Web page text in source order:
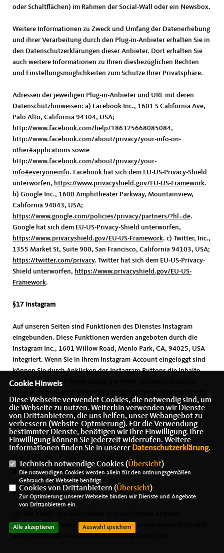
oder Schaltflächen) im Rahmen der Social-Wall oder ein Newsbox.
Weitere Informationen zu Zweck und Umfang der Datenerhebung
und ihrer Verarbeitung durch den Plug-in-Anbieter erhalten Sie in
den Datenschutzerklärungen dieser Anbieter. Dort erhalten Sie
auch weitere Informationen zu Ihren diesbezüglichen Rechten
und Einstellungsmöglichkeiten zum Schutze Ihrer Privatsphäre.
Adressen der jeweiligen Plug-in-Anbieter und URL mit deren
Datenschutzhinweisen: a) Facebook Inc., 1601 S California Ave,
Palo Alto, California 94304, USA;
http://www.facebook.com/help/186325668085084,
http://www.facebook.com/about/privacy/your-info-on-
other#applications sowie
http://www.facebook.com/about/privacy/your-
info#everyoneinfo. Facebook hat sich dem EU-US-Privacy-Shield
unterworfen, https://www.privacyshield.gov/EU-US-Framework.
b) Google Inc., 1600 Amphitheater Parkway, Mountainview,
California 94043, USA;
https://www.google.com/policies/privacy/partners/?hl=de.
Google hat sich dem EU-US-Privacy-Shield unterworfen,
https://www.privacyshield.gov/EU-US-Framework. c) Twitter, Inc.,
1355 Market St, Suite 900, San Francisco, California 94103, USA;
https://twitter.com/privacy. Twitter hat sich dem EU-US-Privacy-
Shield unterworfen, https://www.privacyshield.gov/EU-US-
Framework.
§17 Instagram
Auf unseren Seiten sind Funktionen des Dienstes Instagram
eingebunden. Diese Funktionen werden angeboten durch die
Instagram Inc., 1601 Willow Road, Menlo Park, CA, 94025, USA
integriert. Wenn Sie in Ihrem Instagram-Account eingeloggt sind
können Sie durch Anklicken des Instagram-Buttons die Inhalte
unserer Seiten mit Ihrem Instagram-Profil verlinken. Dadurch
zuordnen. Wir weisen darauf hin, dass wir als Anbieter der Seiten
keine Kenntnis vom Inhalt der u?bermittelten Daten sowie deren
Nutzung durch Instagram erhalten.
Weitere Informationen hierzu finden Sie in der
Datenschutzerklärung von Instagram:
https://instagram.com/about/legal/privacy/
§18 Einbindung von YouTube-Videos
eingebunden, die auf http://www.YouTube.com gespeichert sind
Cookie Hinweis
Diese Webseite verwendet Cookies, die notwendig sind, um
die Webseite zu nutzen. Weiterhin verwenden wir Dienste
von Drittanbietern, die uns helfen, unser Webangebot zu
verbessern (Website-Optmierung). Für die Verwendung
bestimmter Dienste, benötigen wir Ihre Einwilligung. Ihre
Einwilligung können Sie jederzeit widerrufen. Weitere
Informationen finden Sie in unserer Datenschutzerklärung.
Technisch notwendige Cookies (Übersicht)
Die notwendigen Cookies werden allein für den ordnungsgemäßen
Gebrauch der Webseite benötigt.
Cookies von Drittanbietern (Übersicht)
Zur Optimierung unserer Webseite binden wir Dienste und Angebote
von Drittanbietern ein.
Alle akzeptieren Auswahl speichern